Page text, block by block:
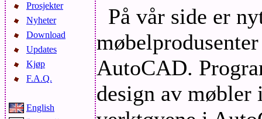
Prosjekter
Nyheter
Download
Updates
Kjøp
F.A.Q.
English
På vår side er
AutoCAD.
design av